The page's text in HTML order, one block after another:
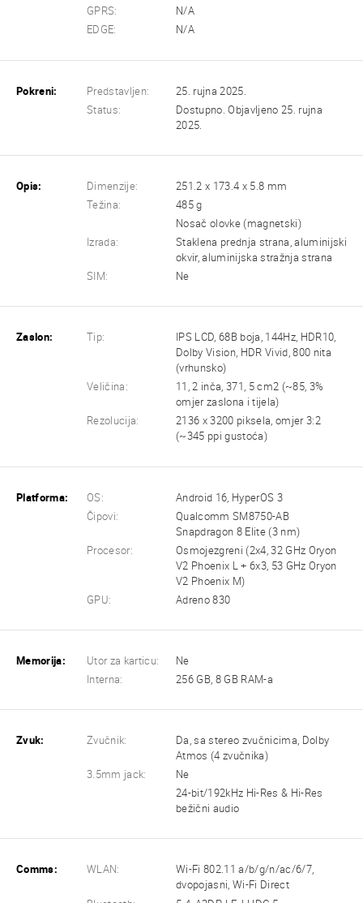
GPRS:
N/A
EDGE:
N/A
Pokreni: Predstavljen:
25. rujna 2025.
Status:
Dostupno. Objavljeno 25. rujna
2025.
Opis: Dimenzije:
251.2 x 173.4 x 5.8 mm
Težina:
485 g
Nosač olovke (magnetski)
Izrada:
Staklena prednja strana, aluminijski
okvir, aluminijska stražnja strana
SIM:
Ne
Zaslon: Tip:
IPS LCD, 68B boja, 144Hz, HDR10,
Dolby Vision, HDR Vivid, 800 nita
(vrhunsko)
Veličina:
11, 2 inča, 371, 5 cm2 (~85, 3%
omjer zaslona i tijela)
Rezolucija:
2136 x 3200 piksela, omjer 3:2
(~345 ppi gustoća)
Platforma: OS:
Android 16, HyperOS 3
Čipovi:
Qualcomm SM8750-AB
Snapdragon 8 Elite (3 nm)
Procesor:
Osmojezgreni (2x4, 32 GHz Oryon
V2 Phoenix L + 6x3, 53 GHz Oryon
V2 Phoenix M)
GPU:
Adreno 830
Memorija: Utor za karticu:
Ne
Interna:
256 GB, 8 GB RAM-a
Zvuk: Zvučnik:
Da, sa stereo zvučnicima, Dolby
Atmos (4 zvučnika)
3.5mm jack:
Ne
24-bit/192kHz Hi-Res & Hi-Res
bežični audio
Comms: WLAN:
Wi-Fi 802.11 a/b/g/n/ac/6/7,
dvopojasni, Wi-Fi Direct